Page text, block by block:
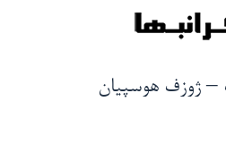
– ژوزف هوسپیان